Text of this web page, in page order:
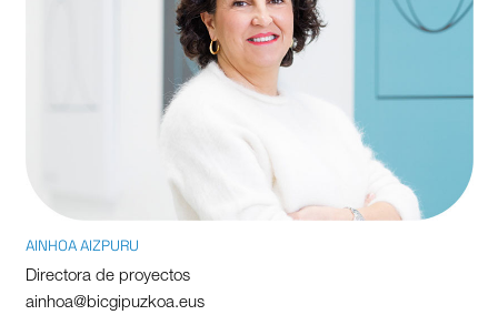
AINHOA AIZPURU
Directora de proyectos
ainhoa@bicgipuzkoa.eus